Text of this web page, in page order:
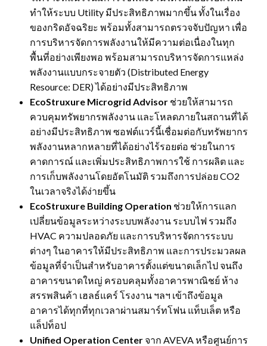
ทำให้ระบบ Utility มีประสิทธิภาพมากขึ้น ทั้งในเรื่อง
ของกริดอัจฉริยะ พร้อมทั้งสามารถตรวจจับปัญหา เพื่อ
การบริหารจัดการพลังงานให้มีความต่อเนื่องในทุก
พื้นที่อย่างเพียงพอ พร้อมสามารถบริหารจัดการแหล่ง
พลังงานแบบกระจายตัว (Distributed Energy
Resource: DER) ได้อย่างมีประสิทธิภาพ
EcoStruxure Microgrid Advisor ช่วยให้สามารถ
ควบคุมทรัพยากรพลังงาน และโหลดภายในสถานที่ได้
อย่างมีประสิทธิภาพ ซอฟต์แวร์นี้เชื่อมต่อกับทรัพยากร
พลังงานหลากหลายที่ได้อย่างไร้รอยต่อ ช่วยในการ
คาดการณ์ และเพิ่มประสิทธิภาพการใช้ การผลิต และ
การเก็บพลังงานโดยอัตโนมัติ รวมถึงการปล่อย CO2
ในเวลาจริงได้ง่ายขึ้น
EcoStruxure Building Operation ช่วยให้การแลก
เปลี่ยนข้อมูลระหว่างระบบพลังงาน ระบบไฟ รวมถึง
HVAC ความปลอดภัย และการบริหารจัดการระบบ
ต่างๆ ในอาคารให้มีประสิทธิภาพ และการประมวลผล
ข้อมูลที่จำเป็นสำหรับอาคารตั้งแต่ขนาดเล็กไป จนถึง
อาคารขนาดใหญ่ ครอบคลุมทั้งอาคารพาณิชย์ ห้าง
สรรพสินค้า เฮลธ์แคร์ โรงงาน ฯลฯ เข้าถึงข้อมูล
อาคารได้ทุกที่ทุกเวลาผ่านสมาร์ทโฟน แท็บเล็ต หรือ
แล็ปท็อป
Unified Operation Center จาก AVEVA หรือศูนย์การ